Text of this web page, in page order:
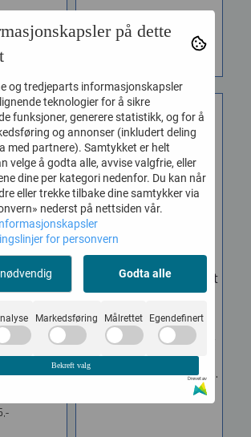
KJØP
Pickup
...
Pickup
Pickup
serien
Meinl SC80B Snarecraft
Cajon
Vare nr. 730281394016
SC80B - Meinl Snarecraft
Cajon. Prisgunstig cajon
med to interne seider og...
på dette
og tredjeparts informasjonskapsler
teknologier for å sikre
funksjoner, generere statistikk, og for å
og annonser (inkludert deling
med partnere). Samtykket er helt
velge å godta alle, avvise valgfrie, eller
dine per kategori nedenfor. Du kan når
eller trekke tilbake dine samtykker via
nederst på nettsiden vår.
for personvern
Godta alle
Markedsføring Målrettet Egendefinert
Bekreft valg
Drevet av